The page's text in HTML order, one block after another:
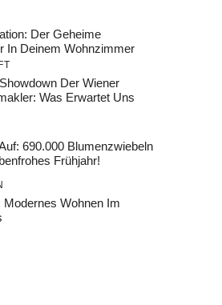
Der Geheime
In Deinem Wohnzimmer
Der Wiener
Was Erwartet Uns
690.000 Blumenzwiebeln
Frühjahr!
Modernes Wohnen Im